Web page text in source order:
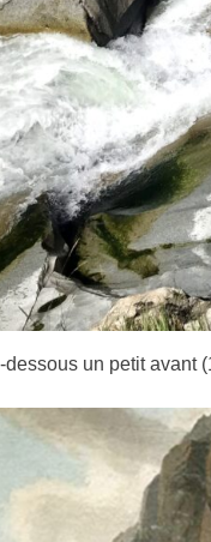
dessous un petit avant